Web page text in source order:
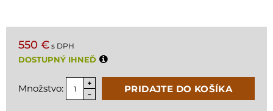
550 € s DPH
DOSTUPNÝ IHNEĎ
Množstvo: PRIDAJTE DO KOŠÍKA